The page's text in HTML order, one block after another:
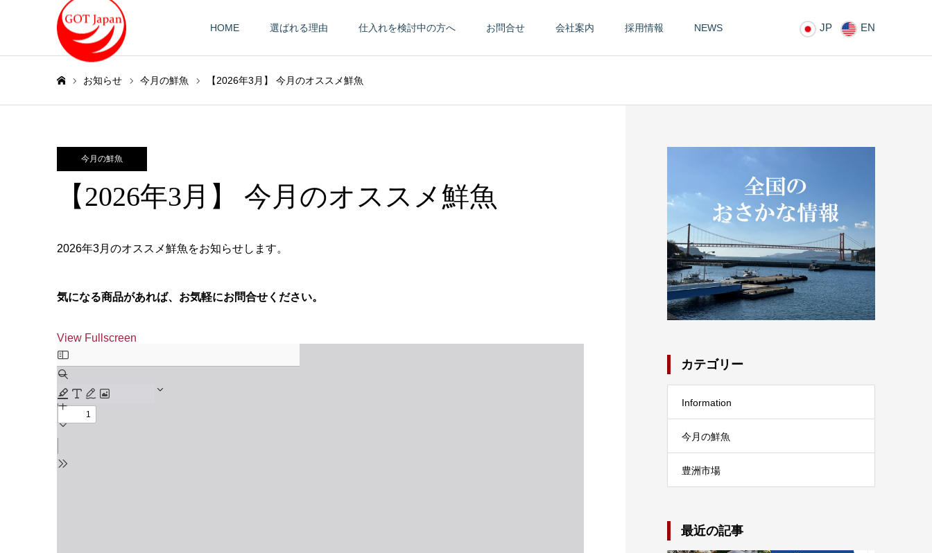
HOME 選ばれる理由 仕入れを検討中の方へ お問合せ 会社案内 採用情報 NEWS JP EN
お知らせ 今月の鮮魚 【2026年3月】 今月のオススメ鮮魚
今月の鮮魚
【2026年3月】 今月のオススメ鮮魚
2026年3月のオススメ鮮魚をお知らせします。
気になる商品があれば、お気軽にお問合せください。
View Fullscreen
Skip
to
PDF
content
カテゴリー
Information
今月の鮮魚
豊洲市場
最近の記事